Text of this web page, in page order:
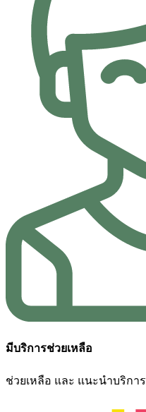
มีบริการช่วยเหลือ
ช่วยเหลือ และ แนะนำบริการ